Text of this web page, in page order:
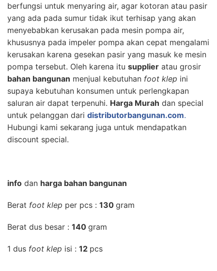
berfungsi untuk menyaring air, agar kotoran atau pasir
yang ada pada sumur tidak ikut terhisap yang akan
menyebabkan kerusakan pada mesin pompa air,
khususnya pada impeler pompa akan cepat mengalami
kerusakan karena gesekan pasir yang masuk ke mesin
pompa tersebut. Oleh karena itu supplier atau grosir
bahan bangunan menjual kebutuhan foot klep ini
supaya kebutuhan konsumen untuk perlengkapan
saluran air dapat terpenuhi. Harga Murah dan special
untuk pelanggan dari distributorbangunan.com.
Hubungi kami sekarang juga untuk mendapatkan
discount special.
info dan harga bahan bangunan
Berat foot klep per pcs : 130 gram
Berat dus besar : 140 gram
1 dus foot klep isi : 12 pcs